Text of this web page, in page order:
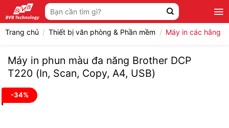
qua
nội
Tìm
kiếm:
Trang chủ / Thiết bị văn phòng & Phần mềm / Máy in các hãng
Máy in phun màu đa năng Brother DCP
T220 (In, Scan, Copy, A4, USB)
-34%